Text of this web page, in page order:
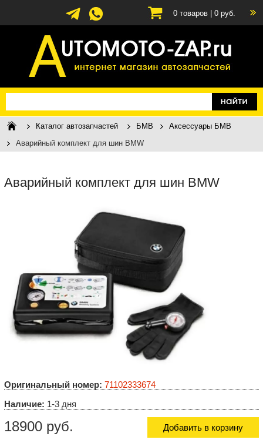
0 товаров | 0 руб.
Каталог автозапчастей БМВ
Аксессуары БМВ
Аварийный комплект для шин BMW
Аварийный комплект для шин BMW
Оригинальный номер: 71102333674
Наличие: 1-3 дня
18900 руб. Добавить в корзину